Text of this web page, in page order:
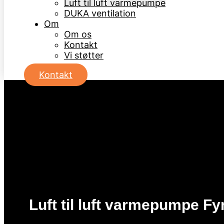
Luft til luft varmepumpe
DUKA ventilation
Om
Om os
Kontakt
Vi støtter
Kontakt
Luft til luft varmepumpe